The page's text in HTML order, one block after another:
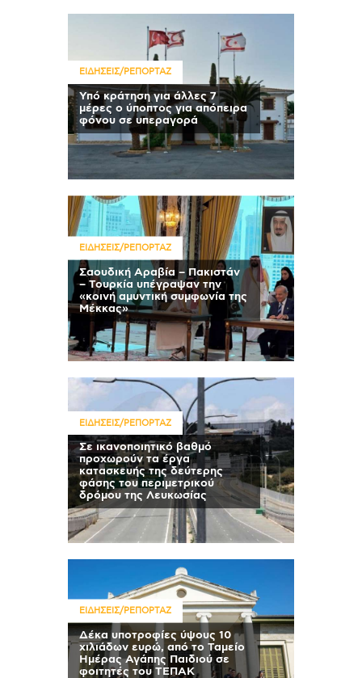
ΕΙΔΗΣΕΙΣ/ΡΕΠΟΡΤΑΖ
Υπό κράτηση για άλλες 7
μέρες ο ύποπτος για απόπειρα
φόνου σε υπεραγορά
ΕΙΔΗΣΕΙΣ/ΡΕΠΟΡΤΑΖ
Σαουδική Αραβία – Πακιστάν
– Τουρκία υπέγραψαν την
«κοινή αμυντική συμφωνία της
Μέκκας»
ΕΙΔΗΣΕΙΣ/ΡΕΠΟΡΤΑΖ
Σε ικανοποιητικό βαθμό
προχωρούν τα έργα
κατασκευής της δεύτερης
φάσης του περιμετρικού
δρόμου της Λευκωσίας
ΕΙΔΗΣΕΙΣ/ΡΕΠΟΡΤΑΖ
Δέκα υποτροφίες ύψους 10
χιλιάδων ευρώ, από το Ταμείο
Ημέρας Αγάπης Παιδιού σε
φοιτητές του ΤΕΠΑΚ